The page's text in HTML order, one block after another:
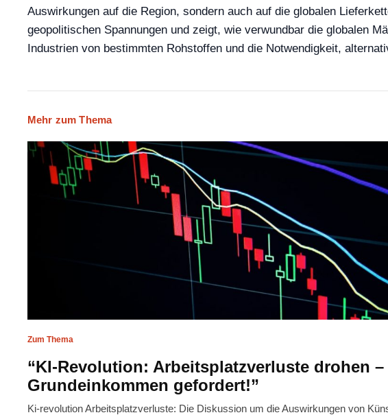
Auswirkungen auf die Region, sondern auch auf die globalen
geopolitischen Spannungen und zeigt, wie verwundbar die globalen
Industrien von bestimmten Rohstoffen und die Notwendigkeit,
Mehr zum Thema
Zum Thema
“KI-Revolution: Arbeitsplatzverluste drohen –
Grundeinkommen gefordert!”
Ki-revolution Arbeitsplatzverluste: Die Diskussion um die Auswirkungen von